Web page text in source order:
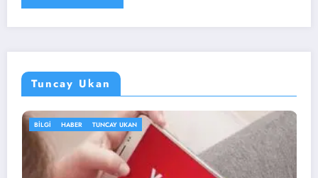
Tuncay Ukan
TUNCAY UKAN